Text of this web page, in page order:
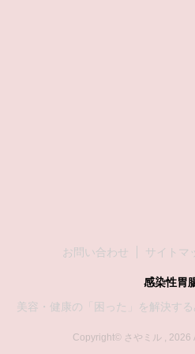
お問い合わせ サイトマ
感染性胃
美容・健康の「困った」を解決す
Copyright© さやミル , 2026